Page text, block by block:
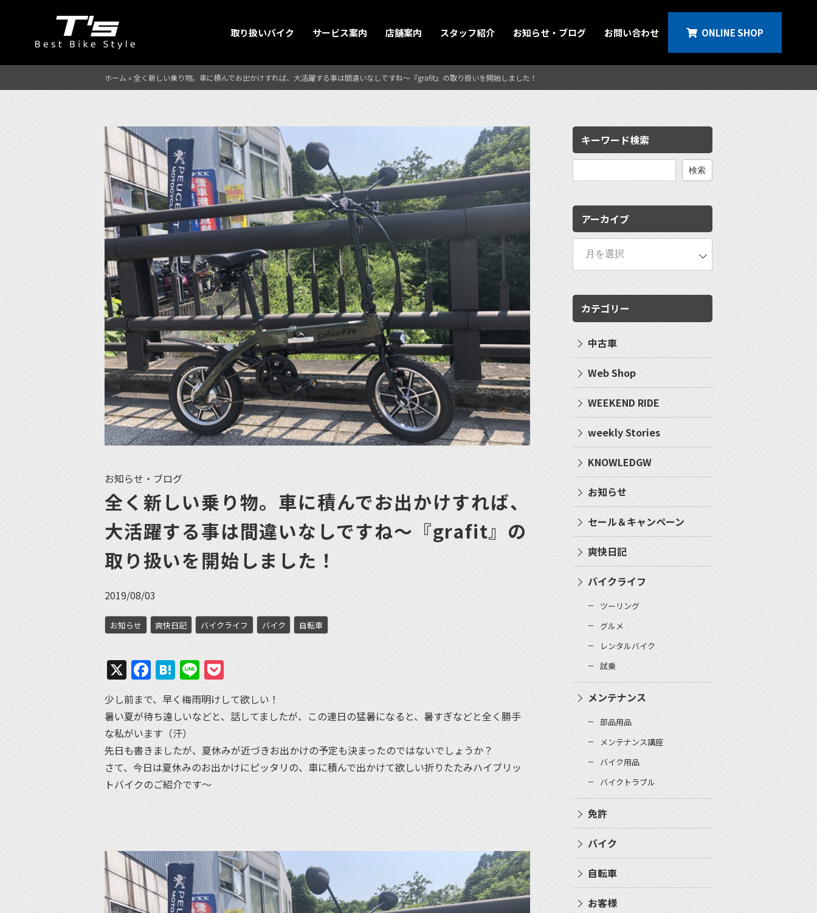
取り扱いバイク サービス案内 店舗案内 スタッフ紹介 お知らせ・ブログ お問い合わせ ONLINE SHOP
ホーム » 全く新しい乗り物。車に積んでお出かけすれば、大活躍する事は間違いなしですね〜『grafit』の取り扱いを開始しました！
お知らせ・ブログ
全く新しい乗り物。車に積んでお出かけすれば、
大活躍する事は間違いなしですね〜『grafit』の
取り扱いを開始しました！
2019/08/03
お知らせ 爽快日記 バイクライフ バイク 自転車
X Facebook
Hatena
Line
少し前まで、早く梅雨明けして欲しい！
暑い夏が待ち遠しいなどと、話してましたが、この連日の猛暑になると、暑すぎなどと全く勝手
な私がいます（汗）
先日も書きましたが、夏休みが近づきお出かけの予定も決まったのではないでしょうか？
さて、今日は夏休みのお出かけにピッタリの、車に積んで出かけて欲しい折りたたみハイブリッ
トバイクのご紹介です〜
キーワード検索
検
アーカイブ
カテゴリー
中古車
Web Shop
WEEKEND RIDE
weekly Stories
KNOWLEDGW
お知らせ
セール＆キャンペーン
爽快日記
バイクライフ
ツーリング
グルメ
レンタルバイク
試乗
メンテナンス
部品用品
メンテナンス講座
バイク用品
バイクトラブル
免許
バイク
自転車
お客様